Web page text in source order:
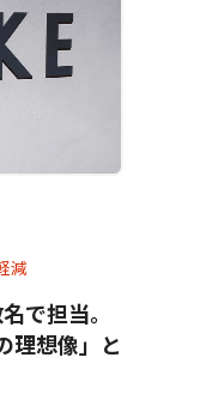
減
で担当。
理想像」と